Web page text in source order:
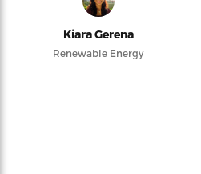
Kiara Gerena
Renewable Energy